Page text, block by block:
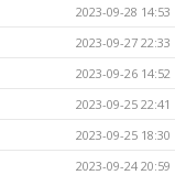
2023-09-28 14:53
2023-09-27 22:33
2023-09-26 14:52
2023-09-25 22:41
2023-09-25 18:30
2023-09-24 20:59